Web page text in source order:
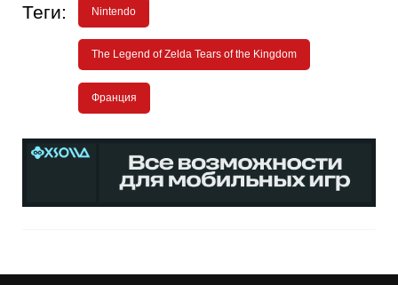
Теги: Nintendo
The Legend of Zelda Tears of the Kingdom
Франция